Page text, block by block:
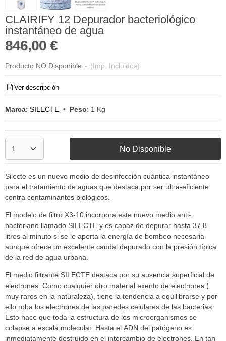
CLAIRIFY 12 Depurador bacteriológico
instantáneo de agua
846,00 €
Producto NO Disponible - (Imp. Incluidos)
Ver descripción
Marca: SILECTE • Peso: 1 Kg
No Disponible
Silecte es un nuevo medio de desinfección cuántica instantáneo
para el tratamiento de aguas que destaca por ser ultra-eficiente
contra contaminantes biológicos.
El modelo de filtro X3-10 incorpora este nuevo medio anti-
bacteriano llamado SILECTE y es capaz de depurar hasta 37,8
litros al minuto si se le aporta la energía de bombeo necesaria
aunque ofrece un excelente caudal depurado con la presión típica
de la red de agua urbana.
El medio filtrante SILECTE destaca por su ausencia superficial de
electrones. Como cualquier otro material exento de electrones (
muy raros en la naturaleza), tiene la tendencia a equilibrarse y por
ello roba los electrones de las paredes celulares de las bacterias.
Esto hace que toda la estructura de los microorganismos se
colapse a escala molecular. Hasta el ADN del patógeno es
inmediatamente destruido en el intercambio de electrones. En tan